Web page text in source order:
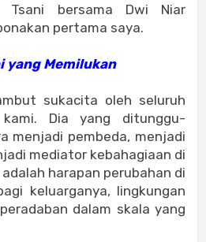
Tsani bersama Dwi Niar
pertama saya.
yang Memilukan
sukacita oleh seluruh
Dia yang ditunggu-
menjadi pembeda, menjadi
mediator kebahagiaan di
harapan perubahan di
keluarganya, lingkungan
dalam skala yang